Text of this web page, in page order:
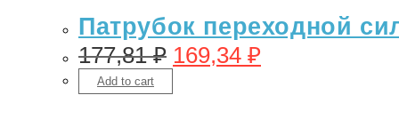
Патрубок переходной
177,81₽ 169,34 ₽
Add to cart